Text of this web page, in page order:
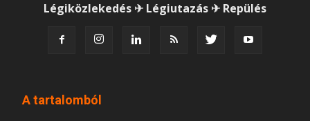
Légiközlekedés ✈ Légiutazás ✈ Repülés
A tartalomból